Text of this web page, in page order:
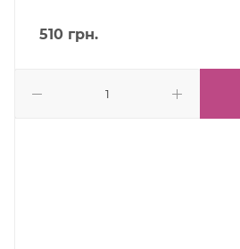
510 грн.